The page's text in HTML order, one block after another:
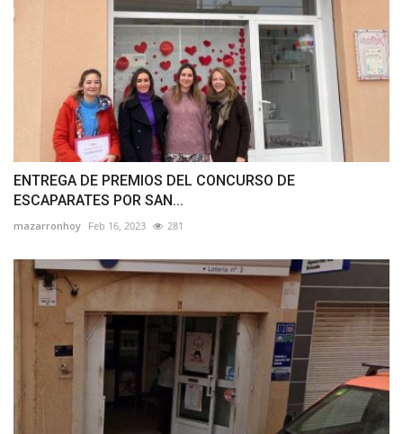
ENTREGA DE PREMIOS DEL CONCURSO DE
ESCAPARATES POR SAN...
mazarronhoy Feb 16, 2023 281